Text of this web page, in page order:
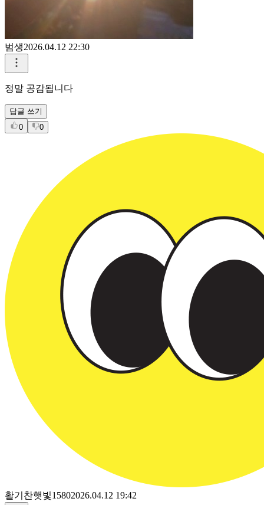
범생2026.04.12 22:30
정말 공감됩니다
답글 쓰기
0
0
활기찬햇빛15802026.04.12 19:42